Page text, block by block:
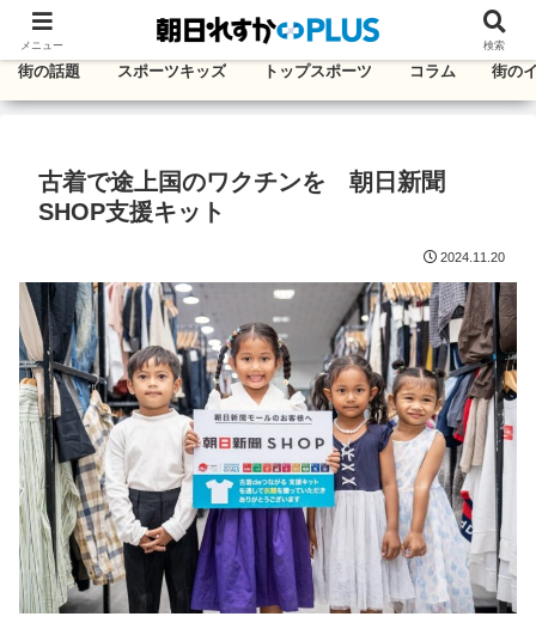
千葉・東葛エリアのタウン情報紙
街の話題 スポーツキッズ トップスポーツ コラム 街の
古着で途上国のワクチンを 朝日新聞
SHOP支援キット
2024.11.20
メニュー 検索